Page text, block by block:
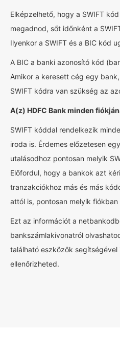
Elképzelhető, hogy a SWIFT
megadnod, sőt időnként a
Ilyenkor a SWIFT és a BIC kód
A BIC a banki azonosító kód
Amikor a keresett cég egy
SWIFT kódra van szükség az
A(z) HDFC Bank minden
SWIFT kóddal rendelkezik
iroda is. Érdemes előzetesen
utalásodhoz pontosan melyik
Előfordul, hogy a bankok azt
tranzakciókhoz más és más
attól is, pontosan melyik
Ezt az információt a
bankszámlakivonatról
található eszközök segítségével
ellenőrizheted.